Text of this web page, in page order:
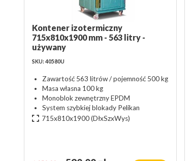
Kontener izotermiczny
715x810x1900 mm - 563 litry -
używany
SKU: 40580U
Zawartość 563 litrów / pojemność 500 kg
Masa własna 100 kg
Monoblok zewnętrzny EPDM
System szybkiej blokady Pelikan
715x810x1900(DłxSzxWys)